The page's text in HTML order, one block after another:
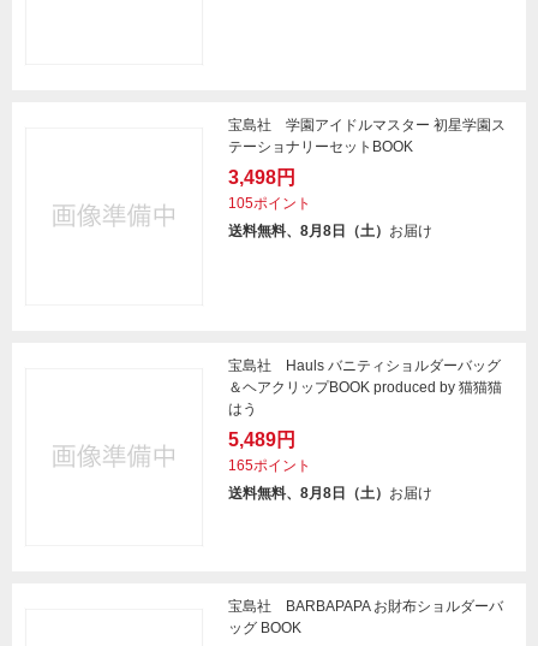
宝島社 学園アイドルマスター 初星学園ス
テーショナリーセットBOOK
3,498円
105ポイント
送料無料、8月8日（土） お届け
宝島社 Hauls バニティショルダーバッグ
＆ヘアクリップBOOK produced by 猫猫猫
はう
5,489円
165ポイント
送料無料、8月8日（土） お届け
宝島社 BARBAPAPA お財布ショルダーバ
ッグ BOOK